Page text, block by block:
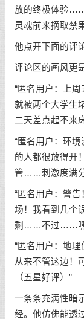
放的终极体验
灵魂前来摘取
他点开下面的评
评论区的画风更
“匿名用户：上
就被两个大学生
二天差点起不
“匿名用户：环
的人都很放得开
管……刺激度满
“匿名用户：警
场！我看到几个
剩……不过……嘿
“匿名用户：地
从来不管这边！
（五星好评）”
一条条充满性暗
经。他仿佛能透